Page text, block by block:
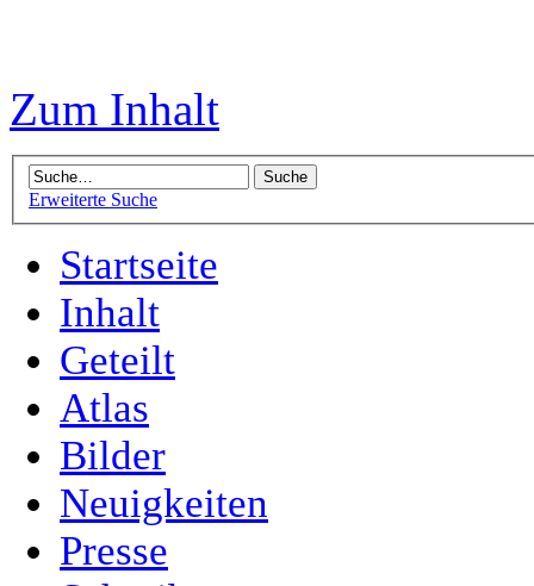
Zum Inhalt
Erweiterte Suche
Startseite
Inhalt
Geteilt
Atlas
Bilder
Neuigkeiten
Presse